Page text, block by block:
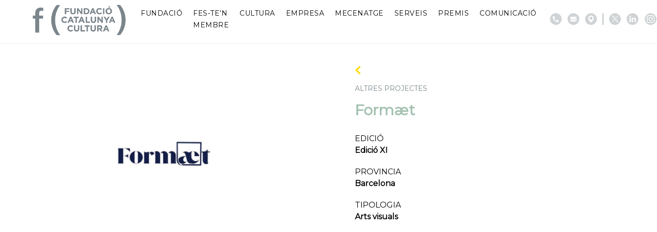
FUNDACIÓ
FES-TE’N
MEMBRE
CULTURA EMPRESA MECENATGE SERVEIS PREMIS COMUNICACIÓ
ALTRES PROJECTES
Formæt
EDICIÓ
Edició XI
PROVINCIA
Barcelona
TIPOLOGIA
Arts visuals